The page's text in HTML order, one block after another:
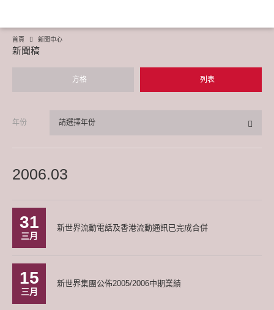
首頁 新聞中心
新聞稿
方格 列表
年份 請選擇年份
2006.03
31
三月
新世界流動電話及香港流動通訊已完成合併
15
三月
新世界集團公佈2005/2006中期業績